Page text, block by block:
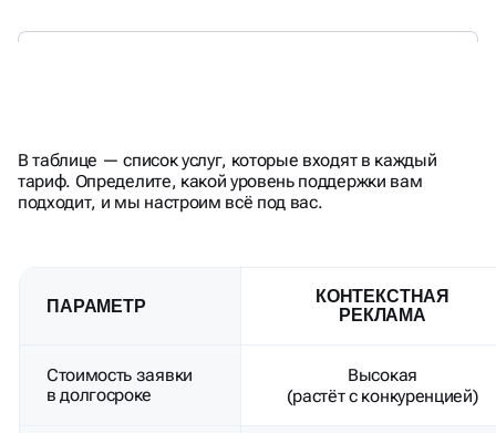
КОНТЕКСТ И АВИТО
В таблице — список услуг, которые входят в каждый
тариф. Определите, какой уровень поддержки вам
подходит, и мы настроим всё под вас.
ПАРАМЕТР
КОНТЕКСТНАЯ
РЕКЛАМА
Стоимость заявки
в долгосроке
Высокая
(растёт с конкуренцией)